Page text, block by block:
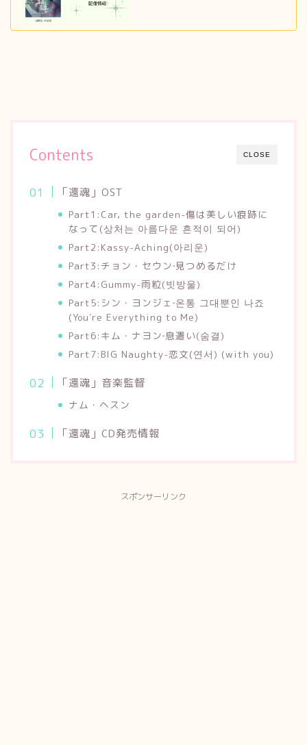
CLOSE
Contents
「還魂」OST
Part1:Car, the garden-傷は美しい痕跡に
なって(상처는 아름다운 흔적이 되어)
Part2:Kassy-Aching(아리운)
Part3:チョン・セウン‐見つめるだけ
Part4:Gummy-雨粒(빗방울)
Part5:シン・ヨンジェ‐온통 그대뿐인 나죠
(You′re Everything to Me)
Part6:キム・ナヨン‐息遣い(숨결)
Part7:BIG Naughty-恋文(연서) (with you)
「還魂」音楽監督
ナム・ヘスン
「還魂」CD発売情報
スポンサーリンク